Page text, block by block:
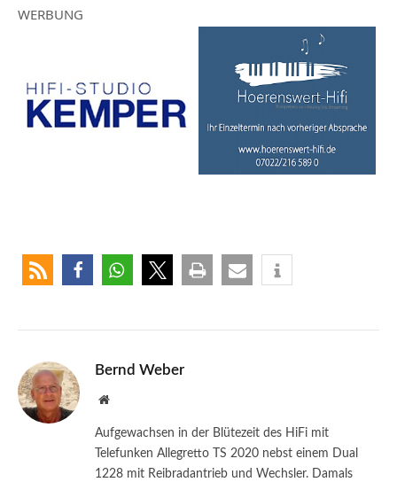
WERBUNG
Bernd Weber
Website
Aufgewachsen in der Blütezeit des HiFi mit
Telefunken Allegretto TS 2020 nebst einem Dual
1228 mit Reibradantrieb und Wechsler. Damals